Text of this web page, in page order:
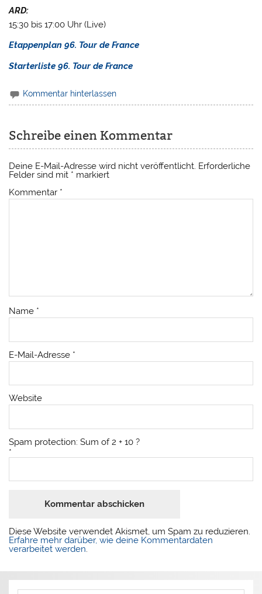
ARD:
15:30 bis 17:00 Uhr (Live)
Etappenplan 96. Tour de France
Starterliste 96. Tour de France
Kommentar hinterlassen
Schreibe einen Kommentar
Deine E-Mail-Adresse wird nicht veröffentlicht. Erforderliche
Felder sind mit * markiert
Kommentar *
Name *
E-Mail-Adresse *
Website
Spam protection: Sum of 2 + 10 ?
*
Diese Website verwendet Akismet, um Spam zu reduzieren.
Erfahre mehr darüber, wie deine Kommentardaten
verarbeitet werden.